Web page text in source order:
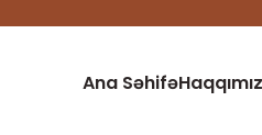
Ana Səhifə